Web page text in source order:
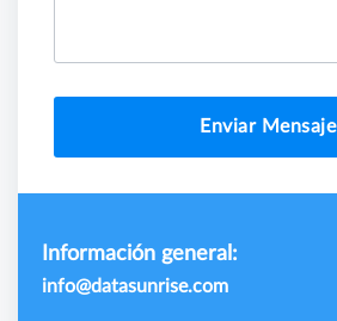
Enviar Mensaje
Información general:
info@datasunrise.com